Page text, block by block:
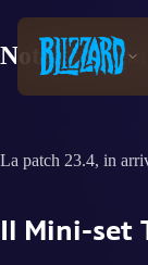
Note della
La patch 23.4, in
Il Mini-set